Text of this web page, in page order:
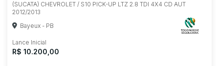
(SUCATA) CHEVROLET / S10 PICK-UP LTZ 2.8 TDI 4X4 CD AUT
2012/2013
Bayeux - PB
Lance Inicial
R$ 10.200,00